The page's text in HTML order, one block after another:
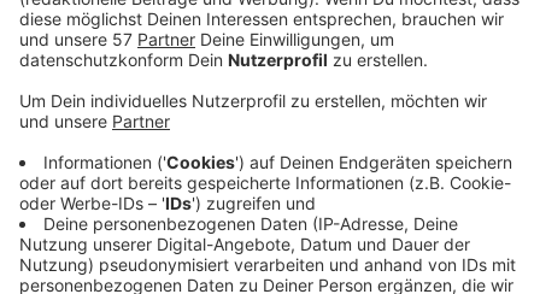
Wuppertal gekommen. Hier leben sie und treten
immer wieder im Fernsehen auf. Unter anderem
sind sie aktuell bei "Hot oder Schrott, die
Allestester" bei VOX zu sehen. Und sie waren 2019
im "Sommerhaus der Stars". Wir schauen
zusammen auf ihre Erfolge und Misserfolge:
"Krönchen richten und weitermachen!", sagt Steffi.
Aktuell wollen die beiden außerdem mit einem
Projekt Off-Screen durchstarten. Mit "Anton, der
Saurier", einem fast 3 Meter großen beweglichen